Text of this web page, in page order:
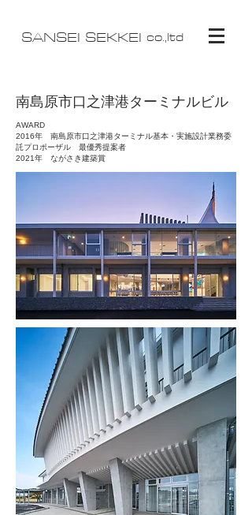
SANSEI SEKKEI co.,ltd
南島原市口之津港ターミナルビル
AWARD
​2016年 南島原市口之津港ターミナル基本・実施設計業務委
託プロポーザル 最優秀提案者
​2021年 ながさき建築賞